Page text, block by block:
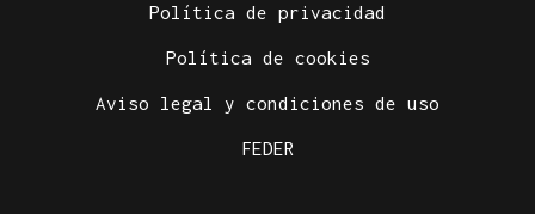
Política de privacidad
Política de cookies
Aviso legal y condiciones de uso
FEDER